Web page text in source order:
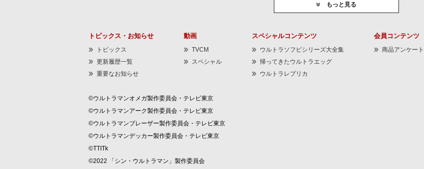
もっと見る
トピックス・お知らせ
トピックス
更新履歴一覧
重要なお知らせ
動画
TVCM
スペシャル
スペシャルコンテンツ
ウルトラソフビシリーズ大全集
帰ってきたウルトラエッグ
ウルトラレプリカ
会員コンテンツ
商品アンケート
©ウルトラマンオメガ製作委員会・テレビ東京
©ウルトラマンアーク製作委員会・テレビ東京
©ウルトラマンブレーザー製作委員会・テレビ東京
©ウルトラマンデッカー製作委員会・テレビ東京
©TTITk
©2022 「シン・ウルトラマン」製作委員会